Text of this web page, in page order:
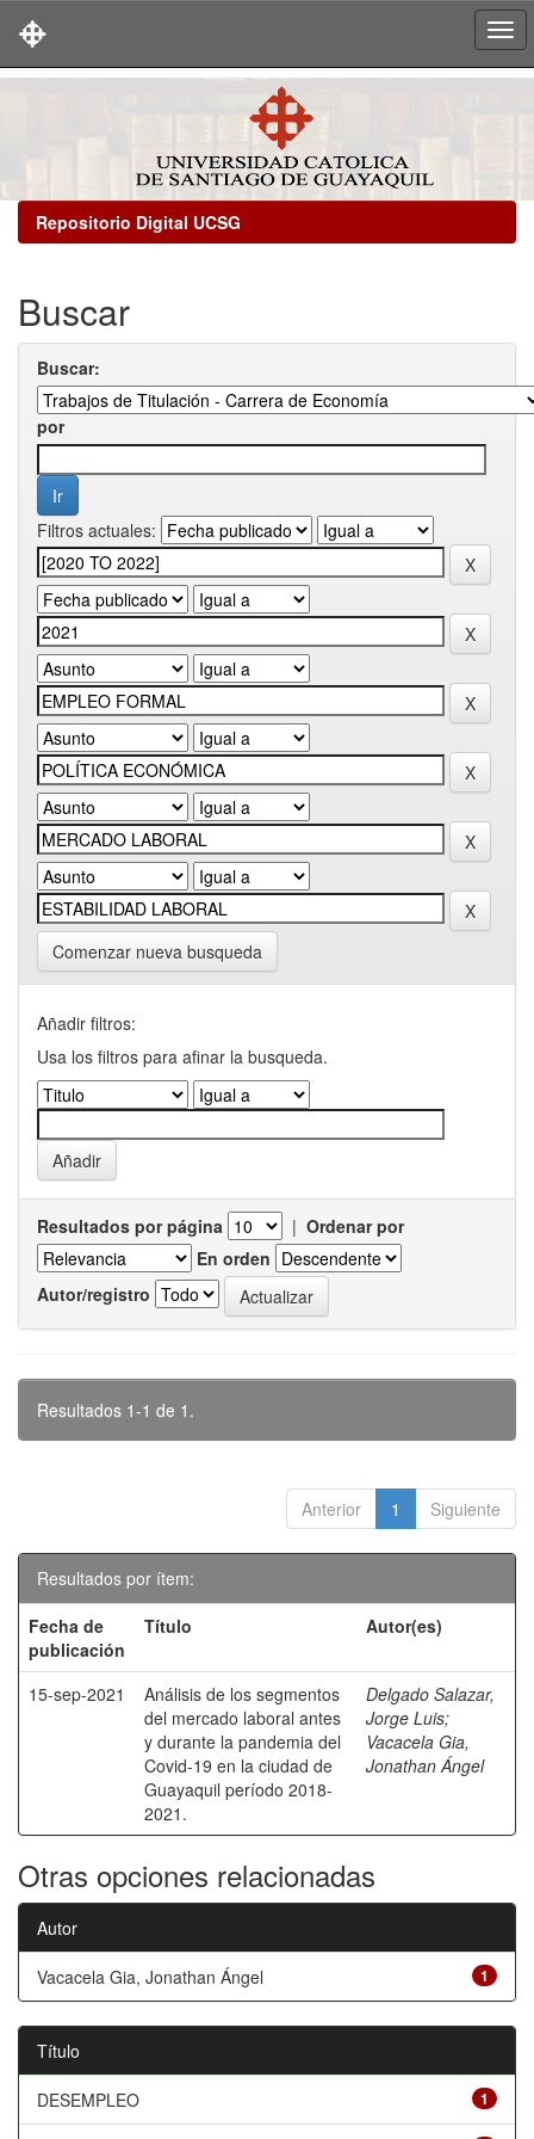
Repositorio Digital UCSG
Buscar
Buscar:
por
Filtros actuales:
Comenzar nueva busqueda
Añadir filtros:
Usa los filtros para afinar la busqueda.
Resultados por página | Ordenar por
En orden
Autor/registro
Resultados 1-1 de 1.
Anterior 1 Siguiente
Resultados por ítem:
Fecha de
publicación
Título Autor(es)
15-sep-2021
Análisis de los segmentos
del mercado laboral antes
y durante la pandemia del
Covid-19 en la ciudad de
Guayaquil período 2018-
2021.
Delgado Salazar,
Jorge Luis;
Vacacela Gia,
Jonathan Ángel
Otras opciones relacionadas
Autor
1
Vacacela Gia, Jonathan Ángel
Título
1
DESEMPLEO